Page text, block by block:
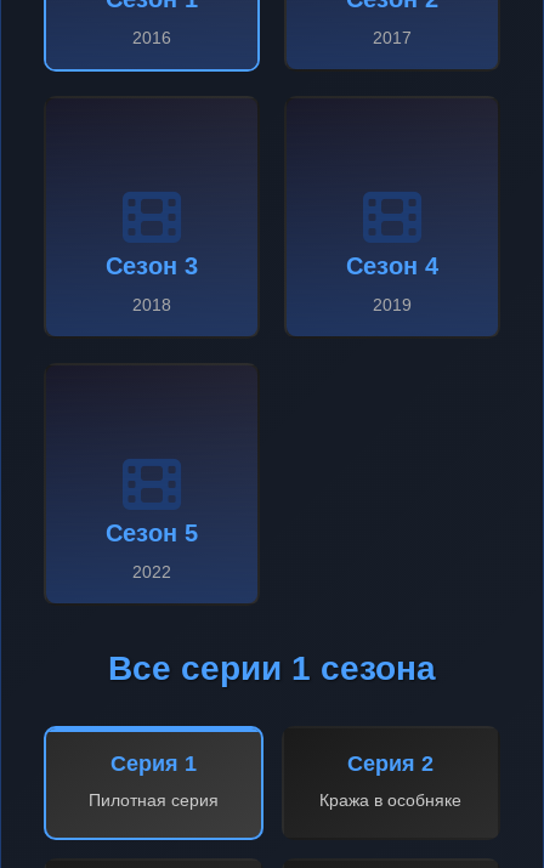
2016 2017
Сезон 3
2018
Сезон 4
2019
Сезон 5
2022
Все серии 1 сезона
Серия 1
Пилотная серия
Серия 2
Кража в особняке